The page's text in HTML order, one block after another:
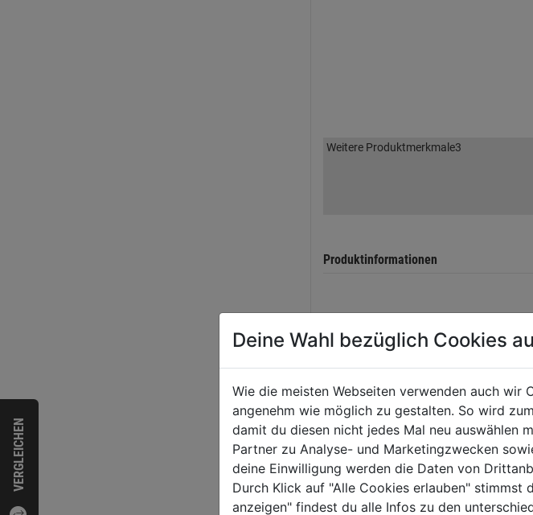
VERGLEICHEN
Weitere Produktmerkmale3
Produktinformationen
WEITERE PRODUKTE AUS
Deine Wahl bezüglich Cookies
Wie die meisten Webseiten verwenden auch wir
angenehm wie möglich zu gestalten. So wird
damit du diesen nicht jedes Mal neu auswählen
Partner zu Analyse- und Marketingzwecken
deine Einwilligung werden die Daten von
Durch Klick auf "Alle Cookies erlauben" stimmst
anzeigen" findest du alle Infos zu den